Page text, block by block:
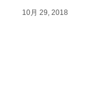
10月 29, 2018